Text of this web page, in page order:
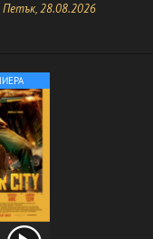
Петък, 28.08.2026